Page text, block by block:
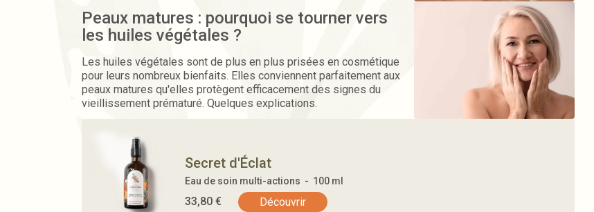
Peaux matures : pourquoi se tourner vers
les huiles végétales ?
Les huiles végétales sont de plus en plus prisées en cosmétique
pour leurs nombreux bienfaits. Elles conviennent parfaitement aux
peaux matures qu'elles protègent efficacement des signes du
vieillissement prématuré. Quelques explications.
Secret d'Éclat
Eau de soin multi-actions - 100 ml
33,80 € Découvrir